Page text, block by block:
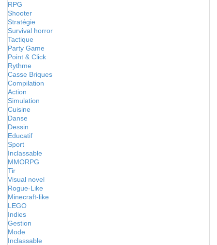
RPG
Shooter
Stratégie
Survival horror
Tactique
Party Game
Point & Click
Rythme
Casse Briques
Compilation
Action
Simulation
Cuisine
Danse
Dessin
Educatif
Sport
Inclassable
MMORPG
Tir
Visual novel
Rogue-Like
Minecraft-like
LEGO
Indies
Gestion
Mode
Inclassable